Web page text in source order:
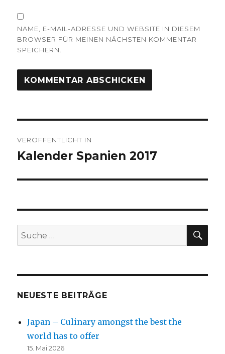
NAME, E-MAIL-ADRESSE UND WEBSITE IN DIESEM
BROWSER FÜR MEINEN NÄCHSTEN KOMMENTAR
SPEICHERN.
VERÖFFENTLICHT IN
Kalender Spanien 2017
Suche
nach:
NEUESTE BEITRÄGE
Japan – Culinary amongst the best the
world has to offer
15. Mai 2026